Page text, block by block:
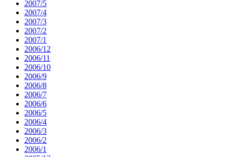
2007/5
2007/4
2007/3
2007/2
2007/1
2006/12
2006/11
2006/10
2006/9
2006/8
2006/7
2006/6
2006/5
2006/4
2006/3
2006/2
2006/1